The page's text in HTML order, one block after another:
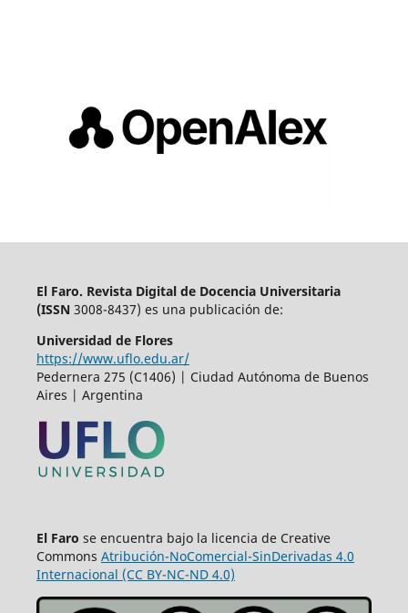
El Faro. Revista Digital de Docencia Universitaria
(ISSN 3008-8437) es una publicación de:
Universidad de Flores
https://www.uflo.edu.ar/
Pedernera 275 (C1406) | Ciudad Autónoma de Buenos
Aires | Argentina
El Faro se encuentra bajo la licencia de Creative
Commons Atribución-NoComercial-SinDerivadas 4.0
Internacional (CC BY-NC-ND 4.0)